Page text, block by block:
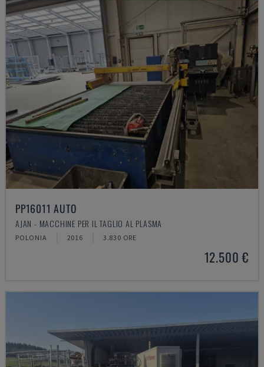
PP16011 AUTO
AJAN - MACCHINE PER IL TAGLIO AL PLASMA
POLONIA 2016 3.830 ORE
12.500 €